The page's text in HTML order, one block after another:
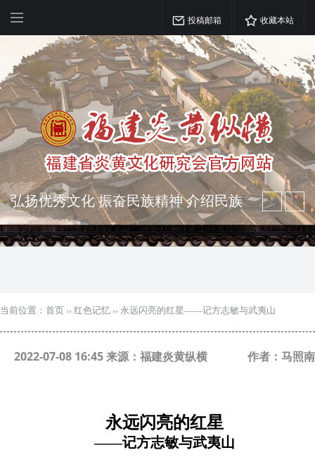
投稿邮箱 收藏本站
弘扬优秀文化 振奋民族精神 介绍民族
瑰宝 宣传中华精英
突出海西特色 报道台港澳侨 坚持古为
当前位置： 首页 ›› 红色记忆 ›› 永远闪亮的红星——记方志敏与武夷山
2022-07-08 16:45 来源：福建炎黄纵横 作者：马照南
永远闪亮的红星
——记方志敏与武夷山